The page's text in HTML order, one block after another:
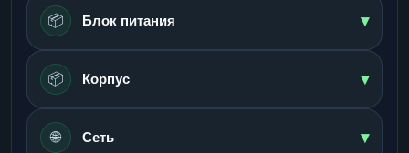
📦 Блок питания ▾
📦 Корпус ▾
🌐 Сеть ▾